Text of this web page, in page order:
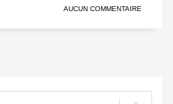
AUCUN COMMENTAIRE